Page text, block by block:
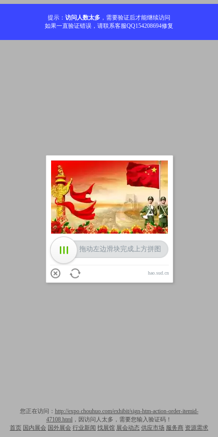
提示： 访问人数太多 ，需要验证后才能继续访问
如果一直验证错误，请联系客服QQ154208694修复
您正在访问： http://expo.chouhuo.com/exhibit/sign-htm-action-order-itemid-
47108.html ，因访问人太多，需要您输入验证码！
首页 国内展会 国外展会 行业新闻 找展馆 展会动态 供应市场 服务商 资源需求
加载中
拖动左边滑块完成上方拼图
hao.sud.cn